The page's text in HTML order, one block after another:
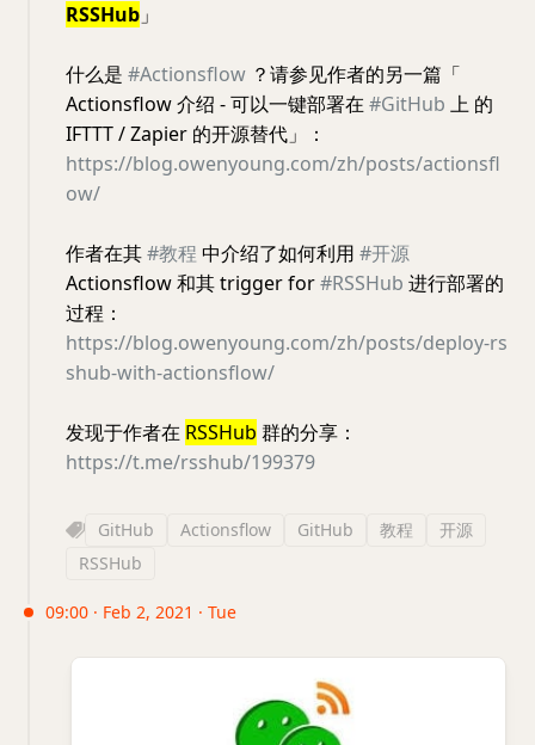
RSSHub」
什么是 #Actionsflow ？请参见作者的另一篇「
Actionsflow 介绍 - 可以一键部署在#GitHub 上 的
IFTTT / Zapier 的开源替代」：
https://blog.owenyoung.com/zh/posts/actionsfl
ow/
作者在其#教程 中介绍了如何利用 #开源
Actionsflow 和其 trigger for#RSSHub 进行部署的
过程：
https://blog.owenyoung.com/zh/posts/deploy-rs
shub-with-actionsflow/
发现于作者在 RSSHub 群的分享：
https://t.me/rsshub/199379
GitHub Actionsflow GitHub 教程
开源
RSSHub
09:00 · Feb 2, 2021 · Tue